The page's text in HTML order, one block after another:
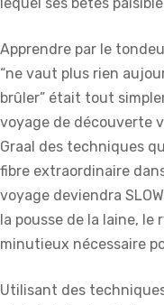
Apprendre par le
“ne vaut plus rien
brûler” était tout
voyage de découverte
Graal des techniques
fibre extraordinaire
voyage deviendra
la pousse de la laine,
minutieux nécessaire
Utilisant des